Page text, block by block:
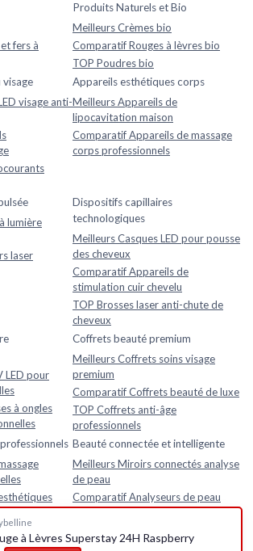
à Lèvres Superstay 24H Raspberry
fers à
Produits Naturels et Bio
Meilleurs Crèmes bio
Comparatif Rouges à lèvres bio
TOP Poudres bio
visage
visage anti-
Appareils esthétiques corps
Meilleurs Appareils de
lipocavitation maison
Comparatif Appareils de massage
corps professionnels
lumière
laser
Dispositifs capillaires
technologiques
Meilleurs Casques LED pour pousse
des cheveux
Comparatif Appareils de
stimulation cuir chevelu
TOP Brosses laser anti-chute de
cheveux
LED pour
à ongles
Coffrets beauté premium
Meilleurs Coffrets soins visage
premium
Comparatif Coffrets beauté de luxe
TOP Coffrets anti-âge
professionnels
Beauté connectée et intelligente
Meilleurs Miroirs connectés analyse
de peau
Comparatif Analyseurs de peau
électroniques
avec application mobile